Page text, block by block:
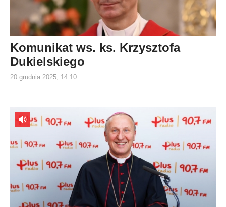
Komunikat ws. ks. Krzysztofa
Dukielskiego
20 grudnia 2025, 14:10